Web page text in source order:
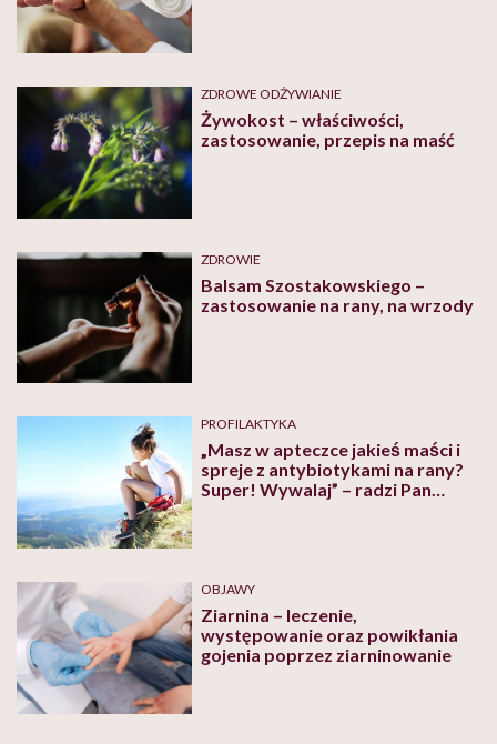
ZDROWE ODŻYWIANIE
Żywokost – właściwości,
zastosowanie, przepis na maść
ZDROWIE
Balsam Szostakowskiego –
zastosowanie na rany, na wrzody
PROFILAKTYKA
„Masz w apteczce jakieś maści i
spreje z antybiotykami na rany?
Super! Wywalaj” – radzi Pan
OBJAWY
Ziarnina – leczenie,
występowanie oraz powikłania
gojenia poprzez ziarninowanie